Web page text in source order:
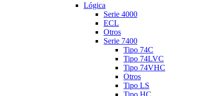
Lógica
Serie 4000
ECL
Otros
Serie 7400
Tipo 74C
Tipo 74LVC
Tipo 74VHC
Otros
Tipo LS